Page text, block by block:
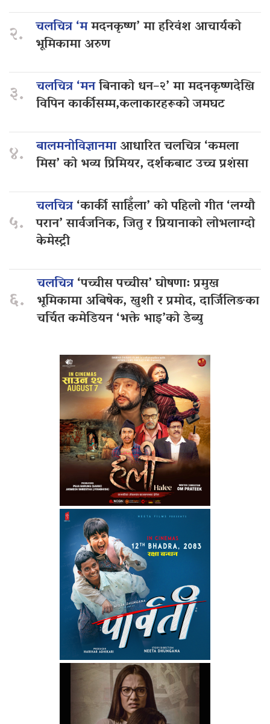
२. चलचित्र ‘ममदनकृष्ण’ मा हरिवंश आचार्यको
भूमिकामा अरुण
३. चलचित्र ‘मनबिनाको धन–२’ मा मदनकृष्णदेखि
विपिन कार्कीसम्म,कलाकारहरूको जमघट
४. बालमनोविज्ञानमाआधारित चलचित्र ‘कमला
मिस’ को भव्य प्रिमियर, दर्शकबाट उच्च प्रशंसा
५.
चलचित्र‘कार्की साहिँला’ को पहिलो गीत ‘लग्यौ
परान’ सार्वजनिक, जितु र प्रियानाको लोभलाग्दो
केमेस्ट्री
६.
चलचित्र‘पच्चीस पच्चीस’ घोषणा: प्रमुख
भूमिकामा अबिषेक, खुशी र प्रमोद, दार्जिलिङका
चर्चित कमेडियन ‘भक्ते भाइ’को डेब्यु